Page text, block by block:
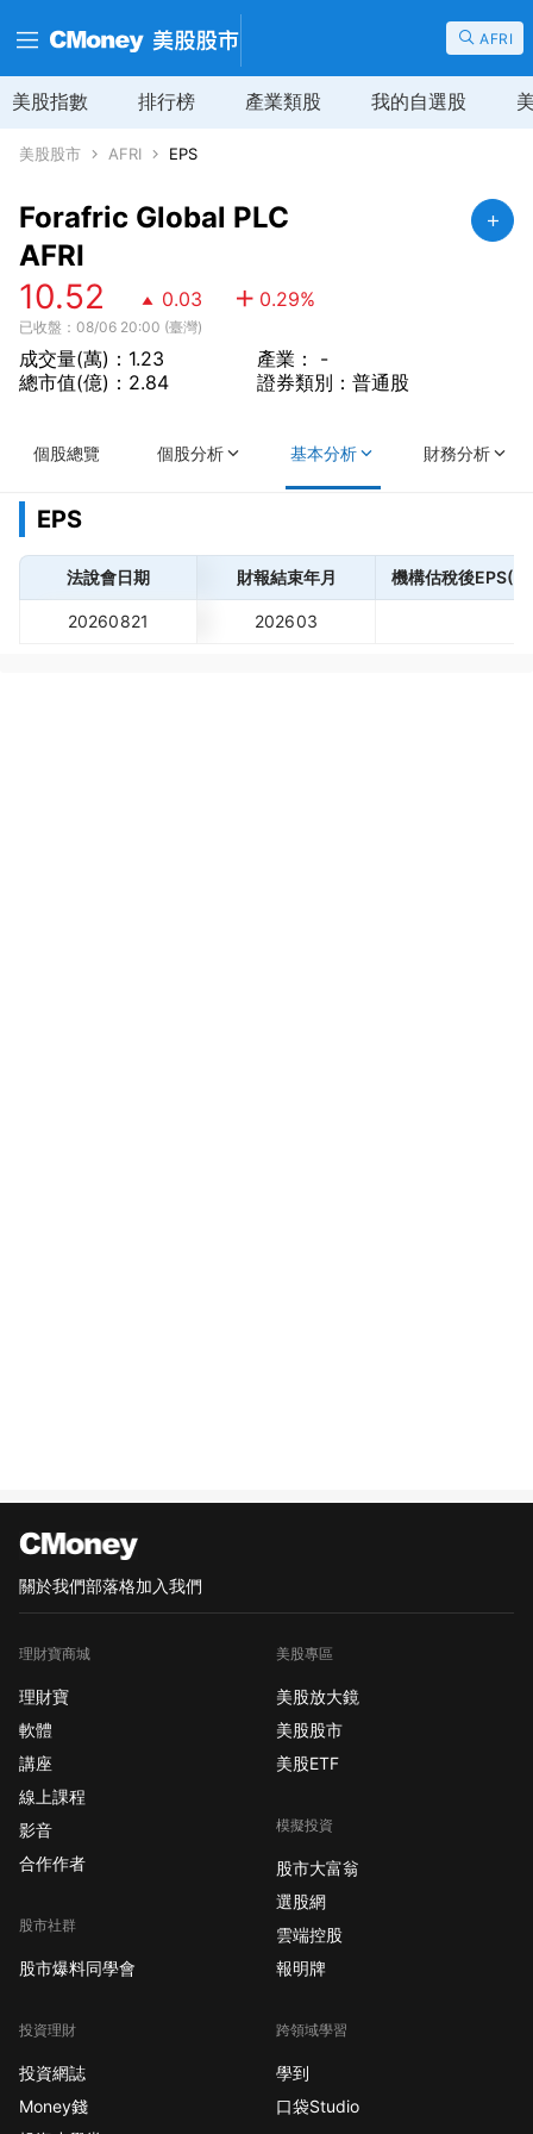
AFRI
美股指數 排行榜 產業類股 我的自選股
美股股市 AFRI EPS
Forafric Global PLC
AFRI
10.52 0.03 0.29%
已收盤：08/06 20:00 (臺灣)
成交量(萬)：1.23
總市值(億)：2.84
產業： -
證券類別：普通股
個股總覽 個股分析 基本分析 財務分析
EPS
法說會日期 財報結束年月 機構估稅後EPS(
20260821 202603
關於我們部落格加入我們
理財寶商城
理財寶
軟體
講座
線上課程
影音
合作作者
股市社群
股市爆料同學會
投資理財
投資網誌
Money錢
美股專區
美股放大鏡
美股股市
美股ETF
模擬投資
股市大富翁
選股網
雲端控股
報明牌
跨領域學習
學到
口袋Studio